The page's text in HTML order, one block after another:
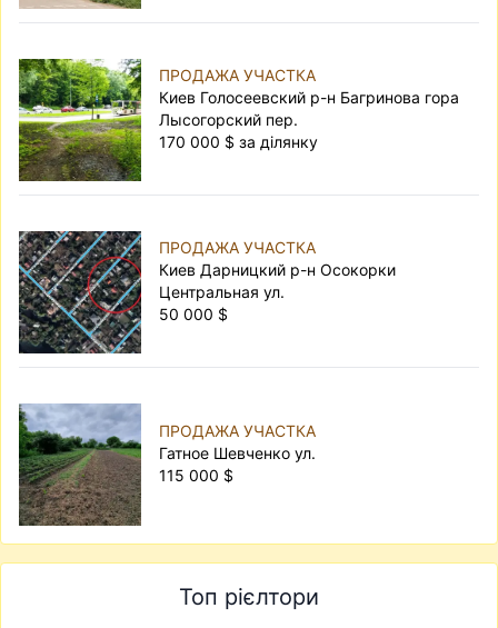
ПРОДАЖА УЧАСТКА
Киев Голосеевский р-н Багринова гора
Лысогорский пер.
170 000 $ за ділянку
ПРОДАЖА УЧАСТКА
Киев Дарницкий р-н Осокорки
Центральная ул.
50 000 $
ПРОДАЖА УЧАСТКА
Гатное Шевченко ул.
115 000 $
Топ рієлтори